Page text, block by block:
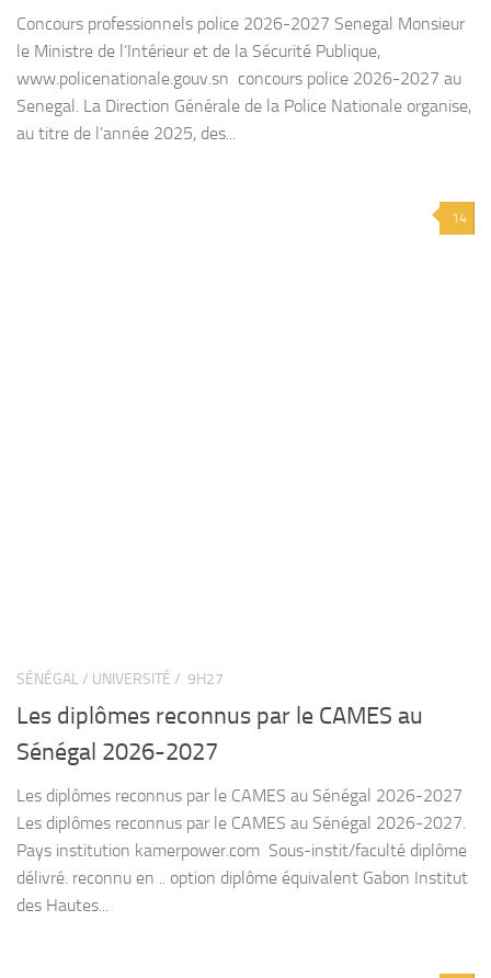
Concours professionnels police 2026-2027 Senegal Monsieur
le Ministre de l’Intérieur et de la Sécurité Publique,
www.policenationale.gouv.sn concours police 2026-2027 au
Senegal. La Direction Générale de la Police Nationale organise,
au titre de l’année 2025, des...
14
SÉNÉGAL / UNIVERSITÉ / 9H27
Les diplômes reconnus par le CAMES au
Sénégal 2026-2027
Les diplômes reconnus par le CAMES au Sénégal 2026-2027
Les diplômes reconnus par le CAMES au Sénégal 2026-2027.
Pays institution kamerpower.com Sous-instit/faculté diplôme
délivré. reconnu en .. option diplôme équivalent Gabon Institut
des Hautes...